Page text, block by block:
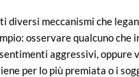
meccanismi che
osservare qualcuno
aggressivi, oppure
per lo più premiata o i